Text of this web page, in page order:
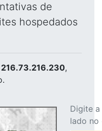
de
hospedados
216.73.216.230,
Digite
lado no